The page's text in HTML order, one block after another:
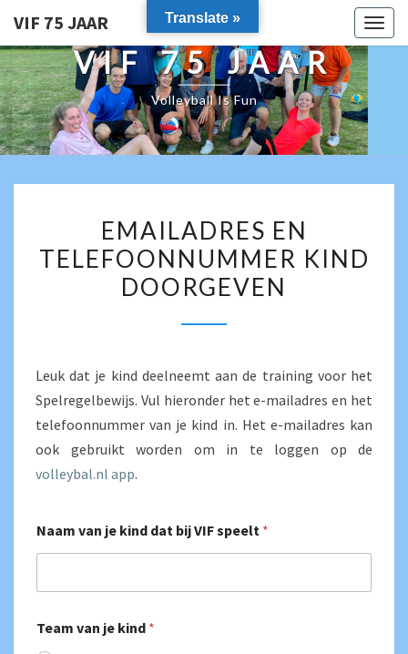
VIF 75 JAAR
VIF 75 JAAR
Volleyball Is Fun
EN
TELEFOONNUMMER
KIND
EMAILADRES EN
TELEFOONNUMMER KIND
DOORGEVEN
Leuk dat je kind deelneemt aan de training voor het
Spelregelbewijs. Vul hieronder het e-mailadres en het
telefoonnummer van je kind in. Het e-mailadres kan
ook gebruikt worden om in te loggen op de
volleybal.nl app.
Naam van je kind dat bij VIF speelt *
Team van je kind *
Translate »